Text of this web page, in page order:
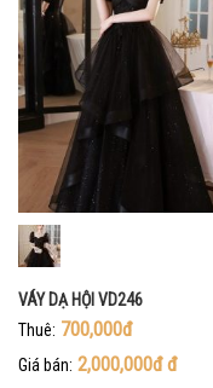
VÁY DẠ HỘI VD246
Thuê: 700,000đ
Giá bán: 2,000,000đđ